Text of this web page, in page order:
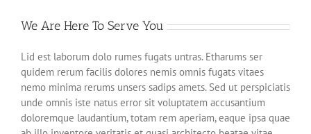
We Are Here To Serve You
Lid est laborum dolo rumes fugats untras. Etharums ser
quidem rerum facilis dolores nemis omnis fugats vitaes
nemo minima rerums unsers sadips amets. Sed ut perspiciatis
unde omnis iste natus error sit voluptatem accusantium
doloremque laudantium, totam rem aperiam, eaque ipsa quae